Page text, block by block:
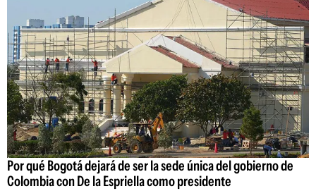
Por qué Bogotá dejará de ser la sede única del gobierno de
Colombia con De la Espriella como presidente